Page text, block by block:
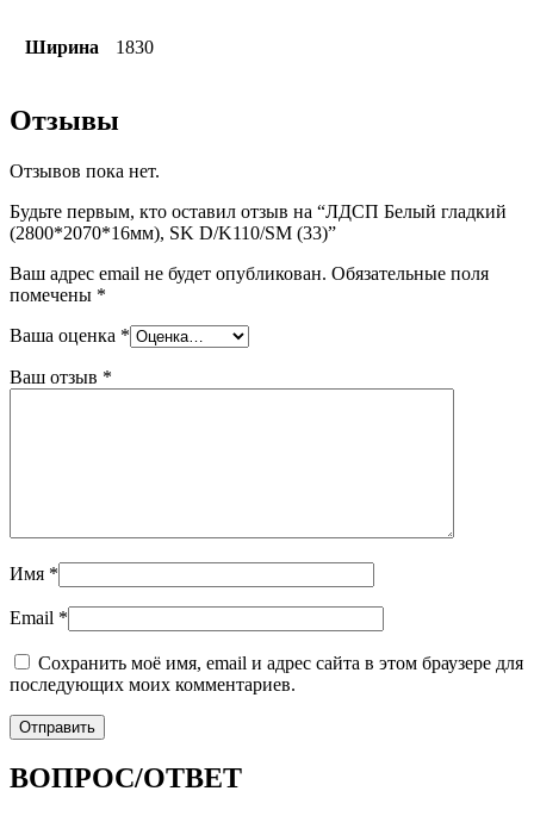
Ширина 1830
Отзывы
Отзывов пока нет.
Будьте первым, кто оставил отзыв на “ЛДСП Белый гладкий
(2800*2070*16мм), SK D/K110/SM (33)”
Ваш адрес email не будет опубликован. Обязательные поля
помечены *
Ваша оценка *
Ваш отзыв *
Имя *
Email *
Сохранить моё имя, email и адрес сайта в этом браузере для
последующих моих комментариев.
ВОПРОС/ОТВЕТ